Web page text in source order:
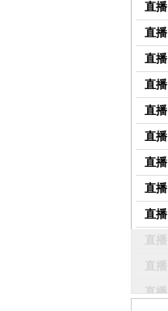
直播
直播
直播
直播
直播
直播
直播
直播
直播
直播
直播
直播